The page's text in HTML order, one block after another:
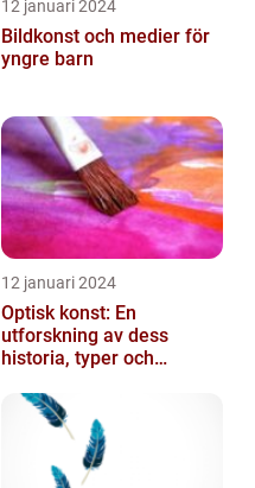
12 januari 2024
Bildkonst och medier för
yngre barn
12 januari 2024
Optisk konst: En
utforskning av dess
historia, typer och